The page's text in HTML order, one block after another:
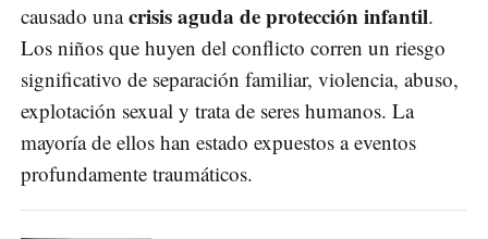
causado unacrisis aguda de protección infantil.
Los niños que huyen del conflicto corren un riesgo
significativo de separación familiar, violencia, abuso,
explotación sexual y trata de seres humanos. La
mayoría de ellos han estado expuestos a eventos
profundamente traumáticos.